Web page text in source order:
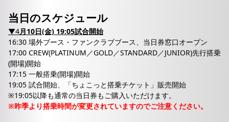
当日のスケジュール
▼4月10日(金) 19:05試合開始
16:30 場外ブース・ファンクラブブース、当日券窓口オープン
17:00 CREW(PLATINUM／GOLD／STANDARD／JUNIOR)先行搭乗
(開場)開始
17:15 一般搭乗(開場)開始
19:05 試合開始、「ちょこっと搭乗チケット」販売開始
※19:05以降も通常の当日券もご購入いただけます。
※昨季より搭乗時間が変更されていますのでご注意ください。